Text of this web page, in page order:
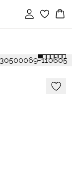
Einloggen